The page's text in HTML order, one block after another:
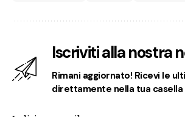
Iscriviti alla nostra
Rimani aggiornato! Ricevi le
direttamente nella tua casella